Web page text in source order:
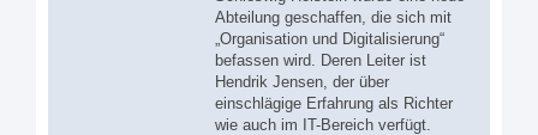
Abteilung geschaffen, die sich mit
„Organisation und Digitalisierung“
befassen wird. Deren Leiter ist
Hendrik Jensen, der über
einschlägige Erfahrung als Richter
wie auch im IT-Bereich verfügt.